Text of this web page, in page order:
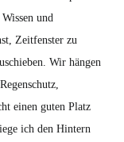
und
Zeitfenster zu
Wir hängen
einen guten Platz
ich den Hintern